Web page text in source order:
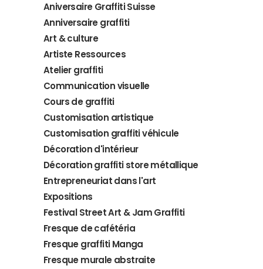
Aniversaire Graffiti Suisse
Anniversaire graffiti
Art & culture
Artiste Ressources
Atelier graffiti
Communication visuelle
Cours de graffiti
Customisation artistique
Customisation graffiti véhicule
Décoration d'intérieur
Décoration graffiti store métallique
Entrepreneuriat dans l'art
Expositions
Festival Street Art & Jam Graffiti
Fresque de cafétéria
Fresque graffiti Manga
Fresque murale abstraite